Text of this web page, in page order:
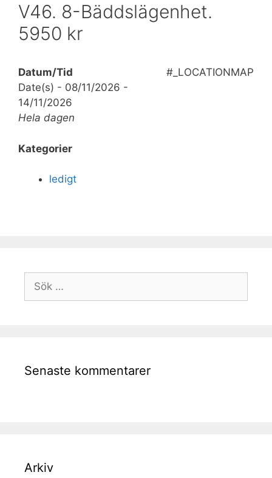
V46. 8-Bäddslägenhet.
5950 kr
#_LOCATIONMAP
Datum/Tid
Date(s) - 08/11/2026 -
14/11/2026
Hela dagen
Kategorier
ledigt
Senaste kommentarer
Arkiv